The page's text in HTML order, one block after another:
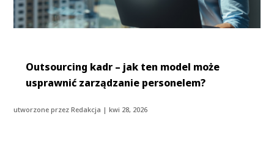
Outsourcing kadr – jak ten model może
usprawnić zarządzanie personelem?
utworzone przezRedakcja |kwi 28, 2026